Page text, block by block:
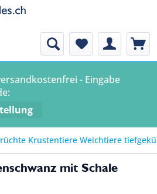
- Eingabe
Krustentiere Weichtiere
mit Schale